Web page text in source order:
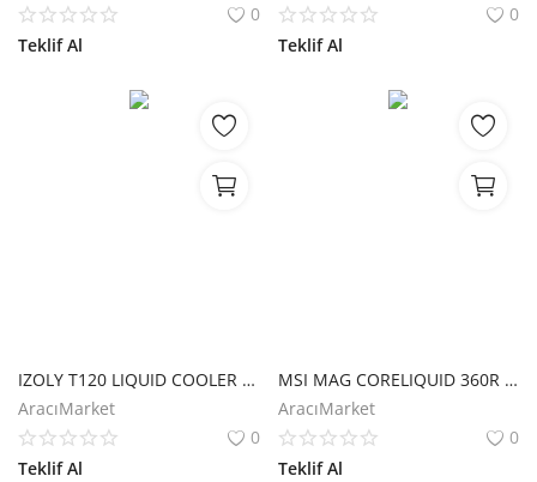
0
Teklif Al
0
Teklif Al
IZOLY T120 LIQUID COOLER 120MM ARGB SIVI SOGUTMA ISLEMCI
AracıMarket
0
Teklif Al
MSI MAG CORELIQUID 360R V2 360MM ARGB CPU SIVI SOĞUTUCU
AracıMarket
0
Teklif Al